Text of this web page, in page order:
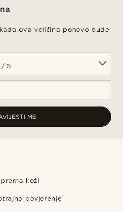
ova veličina ponovo bude
ME
koži
povjerenje